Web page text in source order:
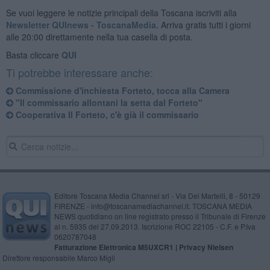
Se vuoi leggere le notizie principali della Toscana iscriviti alla
Newsletter QUInews - ToscanaMedia. Arriva gratis tutti i giorni
alle 20:00 direttamente nella tua casella di posta.
Basta cliccare QUI
Ti potrebbe interessare anche:
Commissione d'inchiesta Forteto, tocca alla Camera
"Il commissario allontani la setta dal Forteto"
Cooperativa Il Forteto, c'è già il commissario
Editore Toscana Media Channel srl - Via Dei Martelli, 8 - 50129
FIRENZE - info@toscanamediachannel.it. TOSCANA MEDIA
NEWS quotidiano on line registrato presso il Tribunale di Firenze
al n. 5935 del 27.09.2013. Iscrizione ROC 22105 - C.F. e P.Iva
0620787048
Fatturazione Elettronica M5UXCR1 | Privacy Nielsen
Direttore responsabile Marco Migli